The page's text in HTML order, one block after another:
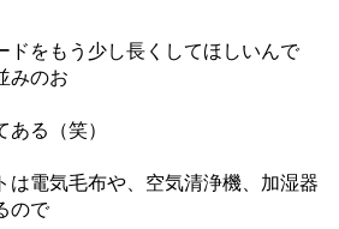
ドをもう少し長くしてほしいんで
みのお
る（笑）
は電気毛布や、空気清浄機、加湿器
ので